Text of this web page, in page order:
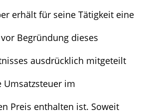
erhält für seine Tätigkeit eine
Begründung dieses
ausdrücklich mitgeteilt
im
Preis enthalten ist. Soweit